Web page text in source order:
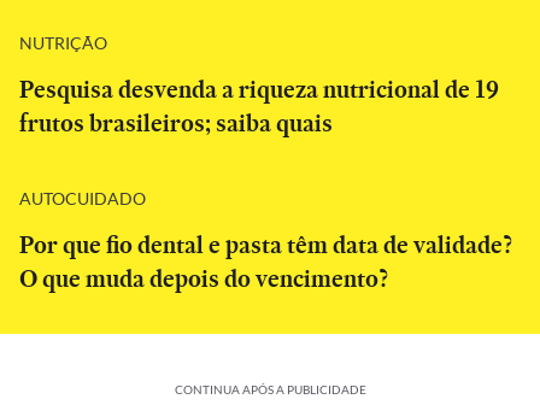
NUTRIÇÃO
Pesquisa desvenda a riqueza nutricional de 19
frutos brasileiros; saiba quais
AUTOCUIDADO
Por que fio dental e pasta têm data de validade?
O que muda depois do vencimento?
CONTINUA APÓS A PUBLICIDADE